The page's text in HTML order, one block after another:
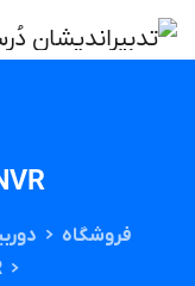
فروشگاه